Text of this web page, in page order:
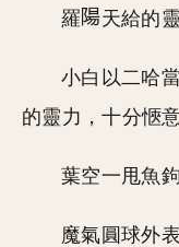
羅 天給的
小白以二哈
的靈力，十分愜意
葉空一甩魚
魔氣圓球外